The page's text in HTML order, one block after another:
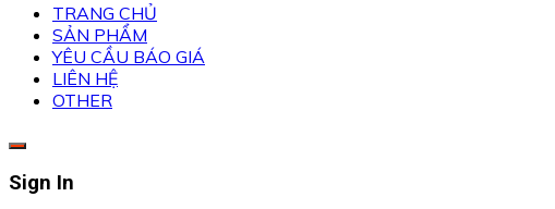
TRANG CHỦ
SẢN PHẨM
YÊU CẦU BÁO GIÁ
LIÊN HỆ
OTHER
Sign In